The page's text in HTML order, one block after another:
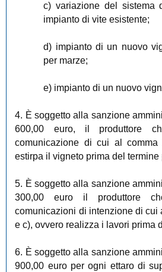
c) variazione del sistema
impianto di vite esistente;
d) impianto di un nuovo
per marze;
e) impianto di un nuovo
4. È soggetto alla sanzione
600,00 euro, il produttore
comunicazione di cui al
estirpa il vigneto prima del termine
5. È soggetto alla sanzione
300,00 euro il produttore
comunicazioni di intenzione di cui
e c), ovvero realizza i lavori prima
6. È soggetto alla sanzione
900,00 euro per ogni ettaro di